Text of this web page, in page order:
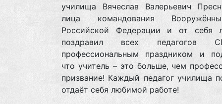
училища Вячеслав Валерьевич
лица командования
Российской Федерации и от себя
поздравил всех педагогов
профессиональным праздником и
что учитель – это больше, чем
призвание! Каждый педагог училища
отдаёт себя любимой работе!